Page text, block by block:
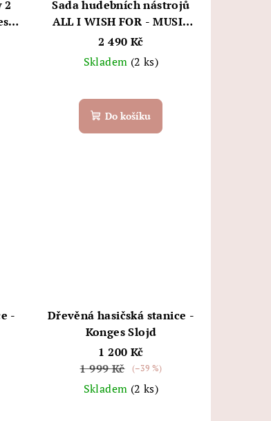
2
Sada hudebních nástrojů
ALL I WISH FOR - MUSIC
FSC, pink - Konges Sløjd
2 490 Kč
Skladem (2 ks)
Do košíku
-
Dřevěná hasičská stanice -
Konges Slojd
1 200 Kč
1 999 Kč
(–39 %)
Skladem (2 ks)